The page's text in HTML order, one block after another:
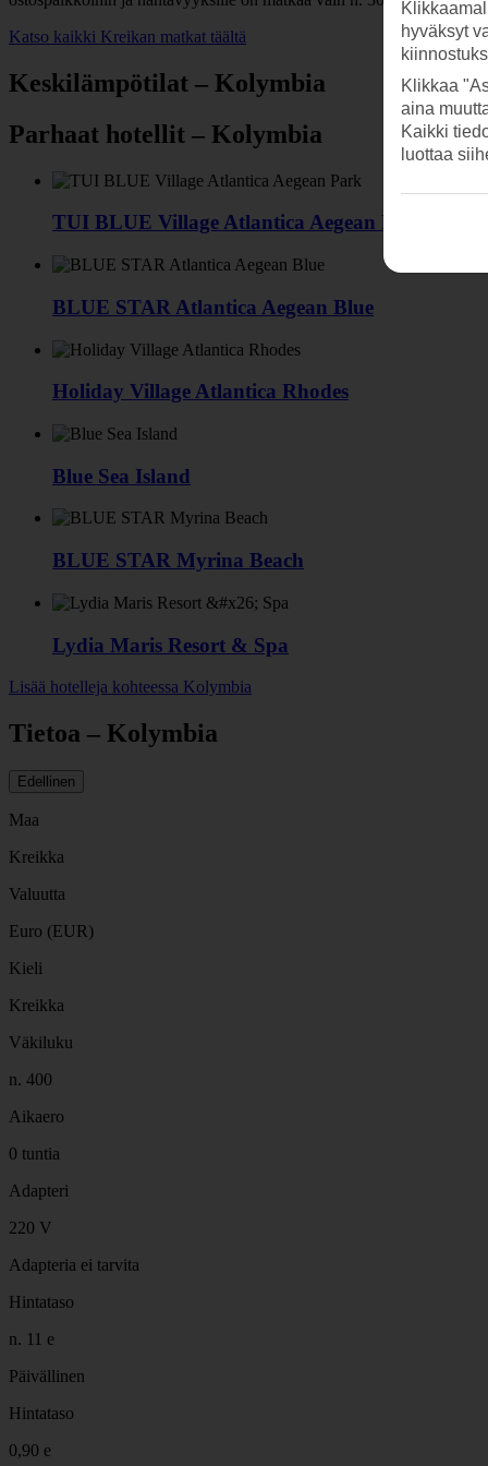
Katso kaikki Kreikan matkat täältä
Keskilämpötilat – Kolymbia
Parhaat hotellit – Kolymbia
TUI BLUE Village Atlantica Aegean Park
BLUE STAR Atlantica Aegean Blue
Holiday Village Atlantica Rhodes
Blue Sea Island
BLUE STAR Myrina Beach
Lydia Maris Resort & Spa
Lisää hotelleja kohteessa Kolymbia
Tietoa – Kolymbia
Edellinen
Maa
Kreikka
Valuutta
Euro (EUR)
Kieli
Kreikka
Väkiluku
n. 400
Aikaero
0 tuntia
Adapteri
220 V
Adapteria ei tarvita
Hintataso
n. 11 e
Päivällinen
Hintataso
0,90 e
hyväksyt
Klikkaa
aina
Kaikki
luottaa